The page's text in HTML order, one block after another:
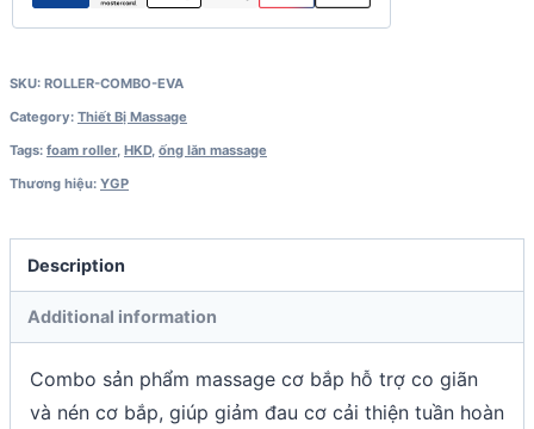
quantity
SKU: ROLLER-COMBO-EVA
Category: Thiết Bị Massage
Tags: foam roller, HKD, ống lăn massage
Thương hiệu: YGP
Description
Additional information
Combo sản phẩm massage cơ bắp hỗ trợ co giãn
và nén cơ bắp, giúp giảm đau cơ cải thiện tuần hoàn